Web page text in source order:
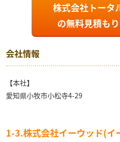
株式会社トータ
の無料見積もり
会社情報
【本社】
愛知県小牧市小松寺4-29
1-3.株式会社イーウッド(イ